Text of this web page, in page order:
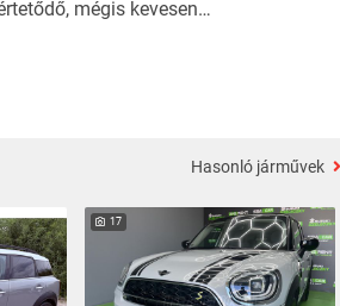
mégis kevesen…
Hasonló járművek
17